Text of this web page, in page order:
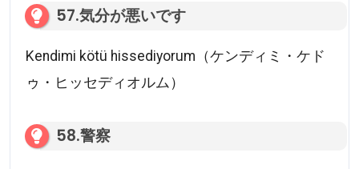
57.気分が悪いです
Kendimi kötü hissediyorum（ケンディミ・ケド
ゥ・ヒッセディオルム）
58.警察